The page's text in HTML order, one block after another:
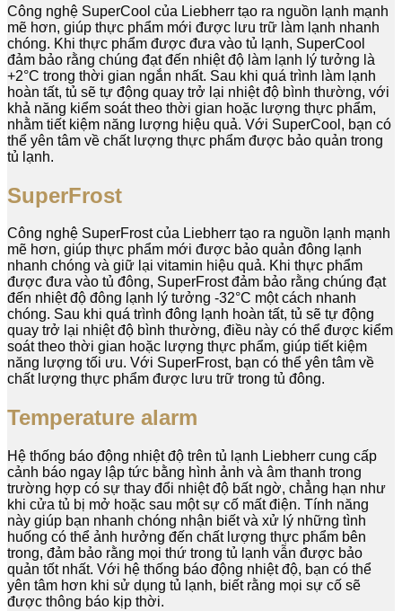
Công nghệ SuperCool của Liebherr tạo ra nguồn lạnh mạnh
mẽ hơn, giúp thực phẩm mới được lưu trữ làm lạnh nhanh
chóng. Khi thực phẩm được đưa vào tủ lạnh, SuperCool
đảm bảo rằng chúng đạt đến nhiệt độ làm lạnh lý tưởng là
+2°C trong thời gian ngắn nhất. Sau khi quá trình làm lạnh
hoàn tất, tủ sẽ tự động quay trở lại nhiệt độ bình thường, với
khả năng kiểm soát theo thời gian hoặc lượng thực phẩm,
nhằm tiết kiệm năng lượng hiệu quả. Với SuperCool, bạn có
thể yên tâm về chất lượng thực phẩm được bảo quản trong
tủ lạnh.
SuperFrost
Công nghệ SuperFrost của Liebherr tạo ra nguồn lạnh mạnh
mẽ hơn, giúp thực phẩm mới được bảo quản đông lạnh
nhanh chóng và giữ lại vitamin hiệu quả. Khi thực phẩm
được đưa vào tủ đông, SuperFrost đảm bảo rằng chúng đạt
đến nhiệt độ đông lạnh lý tưởng -32°C một cách nhanh
chóng. Sau khi quá trình đông lạnh hoàn tất, tủ sẽ tự động
quay trở lại nhiệt độ bình thường, điều này có thể được kiểm
soát theo thời gian hoặc lượng thực phẩm, giúp tiết kiệm
năng lượng tối ưu. Với SuperFrost, bạn có thể yên tâm về
chất lượng thực phẩm được lưu trữ trong tủ đông.
Temperature alarm
Hệ thống báo động nhiệt độ trên tủ lạnh Liebherr cung cấp
cảnh báo ngay lập tức bằng hình ảnh và âm thanh trong
trường hợp có sự thay đổi nhiệt độ bất ngờ, chẳng hạn như
khi cửa tủ bị mở hoặc sau một sự cố mất điện. Tính năng
này giúp bạn nhanh chóng nhận biết và xử lý những tình
huống có thể ảnh hưởng đến chất lượng thực phẩm bên
trong, đảm bảo rằng mọi thứ trong tủ lạnh vẫn được bảo
quản tốt nhất. Với hệ thống báo động nhiệt độ, bạn có thể
yên tâm hơn khi sử dụng tủ lạnh, biết rằng mọi sự cố sẽ
được thông báo kịp thời.